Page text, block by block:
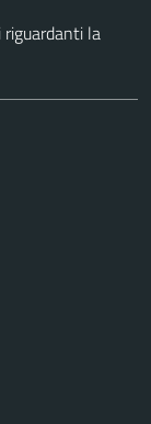
riguardanti la